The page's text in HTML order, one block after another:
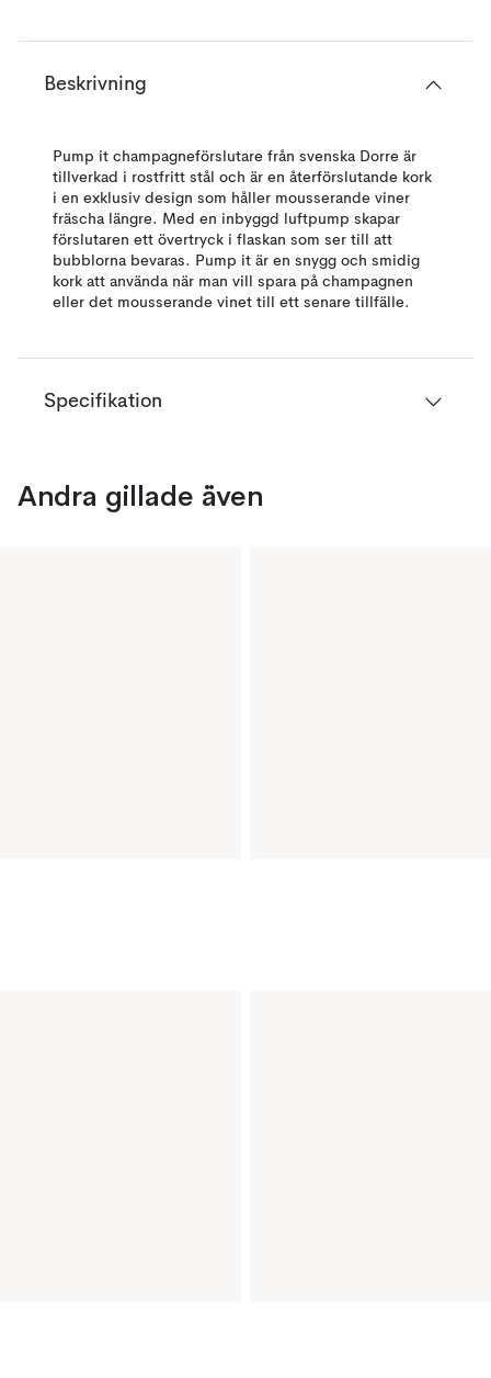
Beskrivning
Pump it champagneförslutare från svenska Dorre är
tillverkad i rostfritt stål och är en återförslutande kork
i en exklusiv design som håller mousserande viner
fräscha längre. Med en inbyggd luftpump skapar
förslutaren ett övertryck i flaskan som ser till att
bubblorna bevaras. Pump it är en snygg och smidig
kork att använda när man vill spara på champagnen
eller det mousserande vinet till ett senare tillfälle.
Specifikation
Andra gillade även